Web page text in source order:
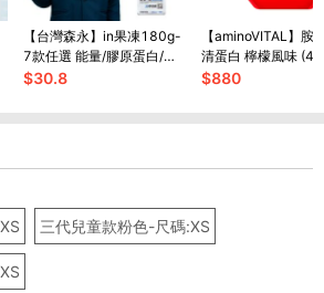
【台灣森永】in果凍180g-
7款任選 能量/膠原蛋白/綜
合礦物質/維他命/膳食纖維/
$30.8
【aminoVITAL】胺
清蛋白 檸檬風味
10小包)
$880
三代兒童款粉色-尺碼:XS